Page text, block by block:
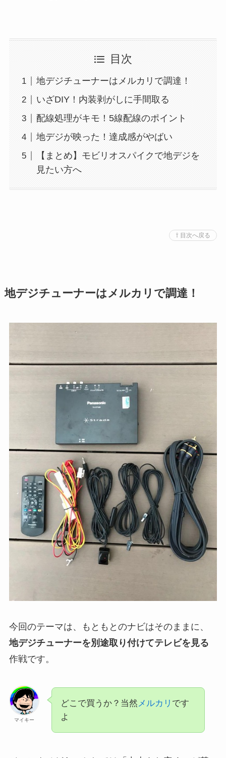
目次
地デジチューナーはメルカリで調達！
いざDIY！内装剥がしに手間取る
配線処理がキモ！5線配線のポイント
地デジが映った！達成感がやばい
【まとめ】モビリオスパイクで地デジを
見たい方へ
⇧ 目次へ戻る
地デジチューナーはメルカリで調達！
今回のテーマは、もともとのナビはそのままに、
地デジチューナーを別途取り付けてテレビを見る
作戦です。
マイキー
どこで買うか？当然メルカリ です
よ